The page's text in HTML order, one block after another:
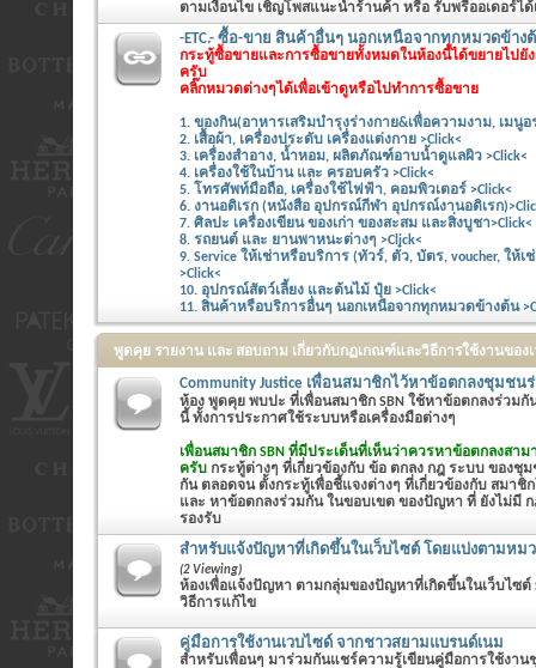
ตามเงื่อนไข เชิญโพสแนะนำร้านค้า หรือ รับพรีออเดอร์ได้
-ETC.- ซื้อ-ขาย สินค้าอื่นๆ นอกเหนือจากทุกหมวดข้าง
กระทู้ซื้อขายและการซื้อขายทั้งหมดในห้องนี้ได้ขยายไปยัง
ครับ
คลิ๊กหมวดต่างๆได้เพื่อเข้าดูหรือไปทำการซื้อขาย
1. ของกิน(อาหารเสริมบำรุงร่างกาย&เพื่อความงาม, เมนูอ
2. เสื้อผ้า, เครื่องประดับ เครื่องแต่งกาย >Click<
3. เครื่องสำอาง, น้ำหอม, ผลิตภัณฑ์อาบน้ำดูแลผิว >Click<
4. เครื่องใช้ในบ้าน และ ครอบครัว >Click<
5. โทรศัพท์มือถือ, เครื่องใช้ไฟฟ้า, คอมพิวเตอร์ >Click<
6. งานอดิเรก (หนังสือ อุปกรณ์กีฬา อุปกรณ์งานอดิเรก
7. ศิลปะ เครื่องเขียน ของเก่า ของสะสม และสิ่งบูชา>Click<
8. รถยนต์ และ ยานพาหนะต่างๆ >Click<
9. Service ให้เช่าหรือบริการ (ทัวร์, ตั๋ว, บัตร, voucher, ให้
>Click<
10. อุปกรณ์สัตว์เลี้ยง และต้นไม้ ปุ๋ย >Click<
11. สินค้าหรือบริการอื่นๆ นอกเหนือจากทุกหมวดข้างต้น
พูดคุย รายงาน และ สอบถาม เกี่ยวกับกฏเกณฑ์และวิธีการใช้งานของ
Community Justice เพื่อนสมาชิกไว้หาข้อตกลงชุมชน
ห้อง พูดคุย พบปะ ที่เพื่อนสมาชิก SBN ใช้หาข้อตกลงร่วม
นี้ ทั้งการประกาศใช้ระบบหรือเครื่องมือต่างๆ
เพื่อนสมาชิก SBN ที่มีประเด็นที่เห็นว่าควรหาข้อตกลงสาม
ครับกระทู้ต่างๆ ที่เกี่ยวข้องกับ ข้อ ตกลง กฎ ระบบ ของชุ
กัน ตลอดจน ตั้งกระทู้เพื่อชี้แจงต่างๆ ที่เกี่ยวข้องกับ สมาชิก
และ หาข้อตกลงร่วมกัน ในขอบเขต ของปัญหา ที่ ยังไม่มี
รองรับ
สำหรับแจ้งปัญหาที่เกิดขึ้นในเว็บไซต์ โดยแบ่งตามหม
(2 Viewing)
ห้องเพื่อแจ้งปัญหา ตามกลุ่มของปัญหาที่เกิดขึ้นในเว็บไซต์
วิธีการแก้ไข
คู่มือการใช้งานเวบไซด์ จากชาวสยามแบรนด์เนม
สำหรับเพื่อนๆ มาร่วมกันแชร์ความรู้เขียนคู่มือการใช้งา